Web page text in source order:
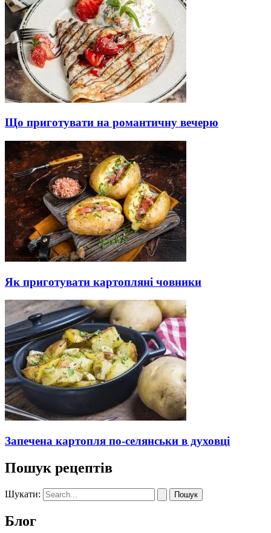
Що приготувати на романтичну вечерю
Як приготувати картопляні човники
Запечена картопля по-селянськи в духовці
Пошук рецептів
Шукати:
Блог